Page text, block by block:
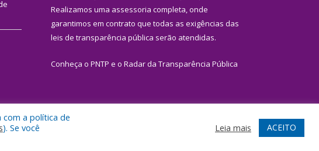
Realizamos uma assessoria completa, onde
garantimos em contrato que todas as exigências das
leis de transparência pública serão atendidas.
Conheça o PNTP e o Radar da Transparência Pública
Mapa do Site Acessar Webmail
com a política de
). Se você
Leia mais ACEITO